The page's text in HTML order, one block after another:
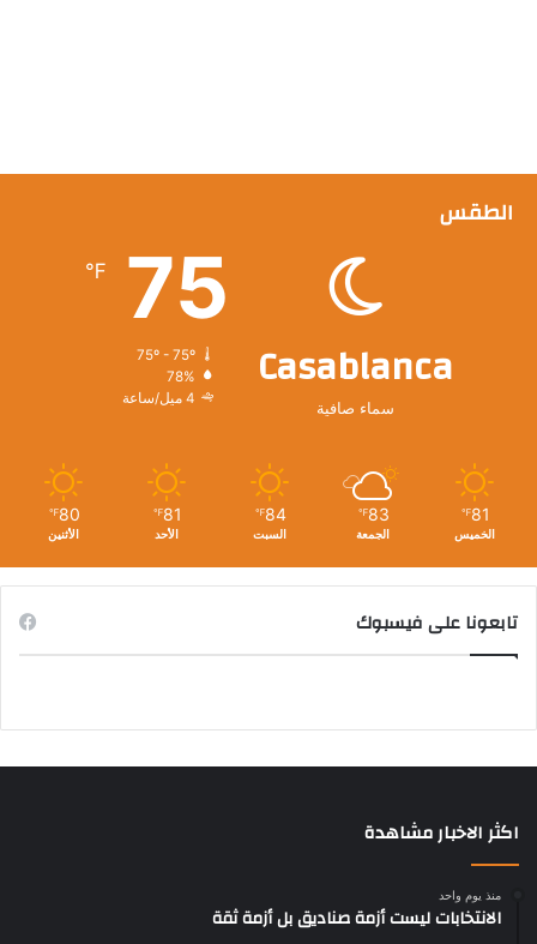
الطقس
Casablanca
سماء صافية
75
℉
75º - 75º
78%
4 ميل/ساعة
81
℉
الخميس
83
℉
الجمعة
84
℉
السبت
81
℉
الأحد
80
℉
الأثنين
تابعونا على فيسبوك
اكثر الاخبار مشاهدة
منذ يوم واحد
الانتخابات ليست أزمة صناديق بل أزمة ثقة